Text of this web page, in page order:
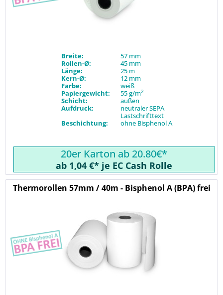
Breite:
57 mm
Rollen-Ø:
45 mm
Länge:
25 m
Kern-Ø:
12 mm
Farbe:
weiß
Papiergewicht:
55 g/m2
Schicht:
außen
Aufdruck:
neutraler SEPA
Lastschrifttext
Beschichtung:
ohne Bisphenol A
20er Karton ab 20.80€*
ab 1,04 €* je EC Cash Rolle
Thermorollen 57mm / 40m - Bisphenol A (BPA) frei